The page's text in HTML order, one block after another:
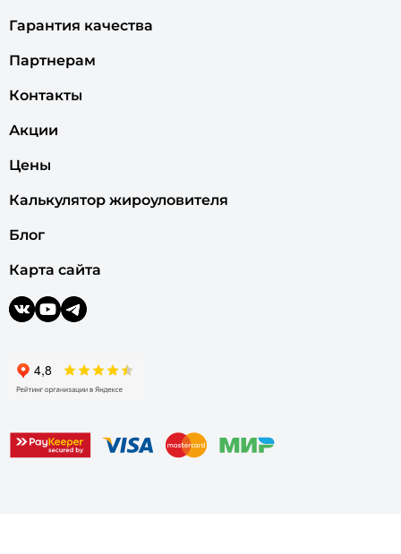
Гарантия качества
Партнерам
Контакты
Акции
Цены
Калькулятор жироуловителя
Блог
Карта сайта